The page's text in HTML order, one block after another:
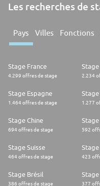
Les recherches de
Pays Villes Fonctions
Stage France
4.299 offres de stage 2.234
Stage Espagne
1.464 offres de stage 1.277
Stage Chine
694 offres de stage
Stage
592
Stage Suisse
464 offres de stage 423
Stage Brésil
386 offres de stage 377